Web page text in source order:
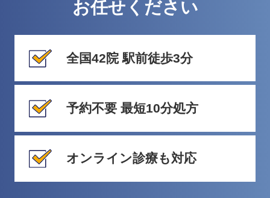
お任せください
全国42院 駅前徒歩3分
予約不要 最短10分処方
オンライン診療も対応